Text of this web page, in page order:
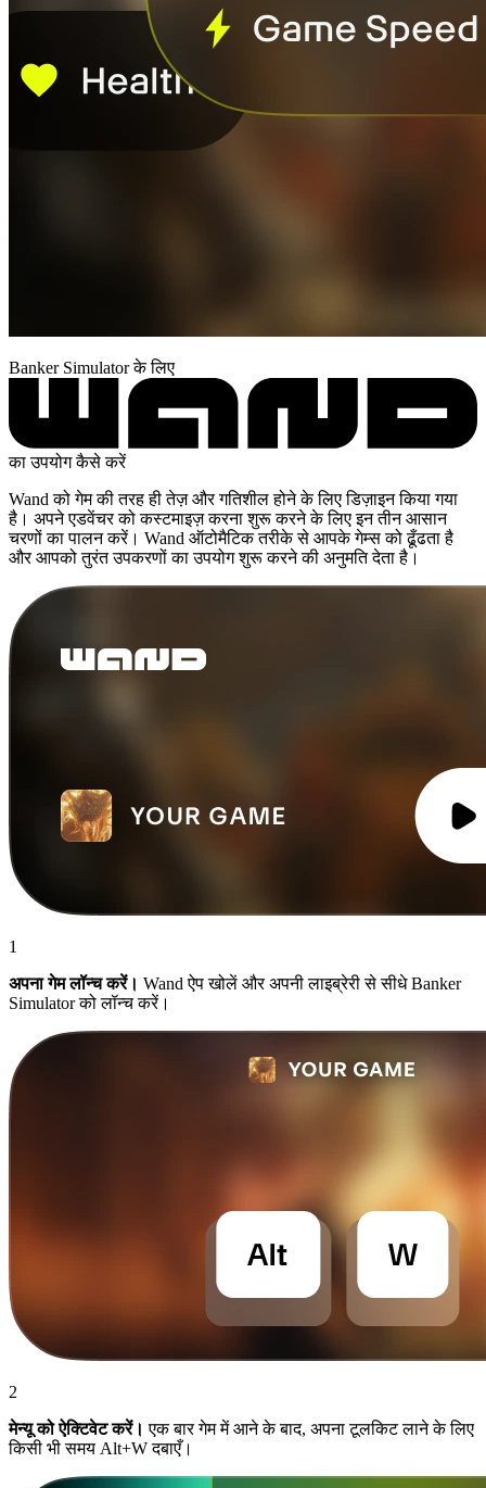
Banker Simulator के लिए
का उपयोग कैसे करें
Wand को गेम की तरह ही तेज़ और गतिशील होने के लिए डिज़ाइन किया गया
है। अपने एडवेंचर को कस्टमाइज़ करना शुरू करने के लिए इन तीन आसान
चरणों का पालन करें। Wand ऑटोमैटिक तरीके से आपके गेम्स को ढूँढता है
और आपको तुरंत उपकरणों का उपयोग शुरू करने की अनुमति देता है।
1
अपना गेम लॉन्च करें। Wand ऐप खोलें और अपनी लाइब्रेरी से सीधे Banker
Simulator को लॉन्च करें।
2
मेन्यू को ऐक्टिवेट करें। एक बार गेम में आने के बाद, अपना टूलकिट लाने के लिए
किसी भी समय Alt+W दबाएँ।